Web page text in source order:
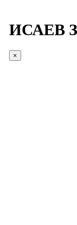
ИСАЕВ
×